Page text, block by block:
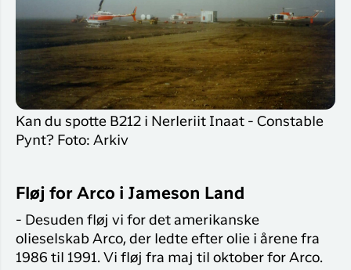
Kan du spotte B212 i Nerleriit Inaat - Constable
Pynt? Foto: Arkiv
Fløj for Arco i Jameson Land
- Desuden fløj vi for det amerikanske
olieselskab Arco, der ledte efter olie i årene fra
1986 til 1991. Vi fløj fra maj til oktober for Arco.